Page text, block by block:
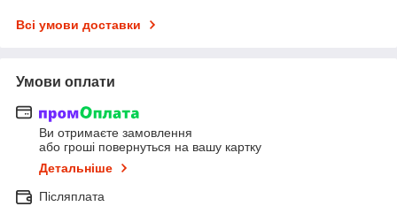
Всі умови доставки
Умови оплати
Ви отримаєте замовлення
або гроші повернуться на вашу картку
Детальніше
Післяплата